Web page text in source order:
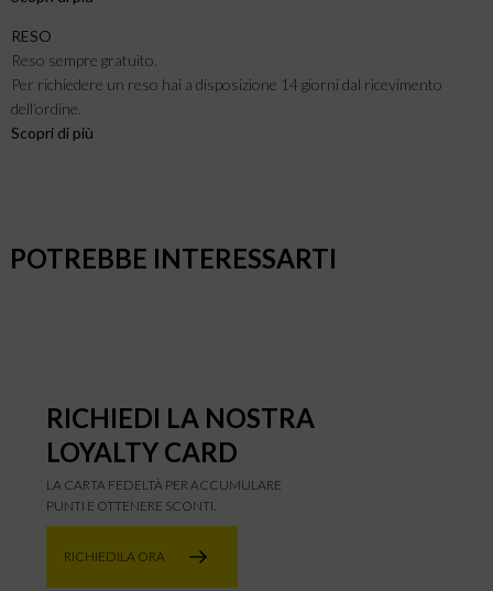
RESO
Reso sempre gratuito.
Per richiedere un reso hai a disposizione 14 giorni dal ricevimento
dell’ordine.
Scopri di più
POTREBBE INTERESSARTI
RICHIEDI LA NOSTRA
LOYALTY CARD
LA CARTA FEDELTÀ PER ACCUMULARE
PUNTI E OTTENERE SCONTI.
RICHIEDILA ORA